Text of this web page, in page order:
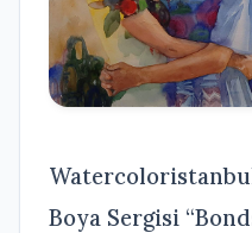
Boya Sergisi